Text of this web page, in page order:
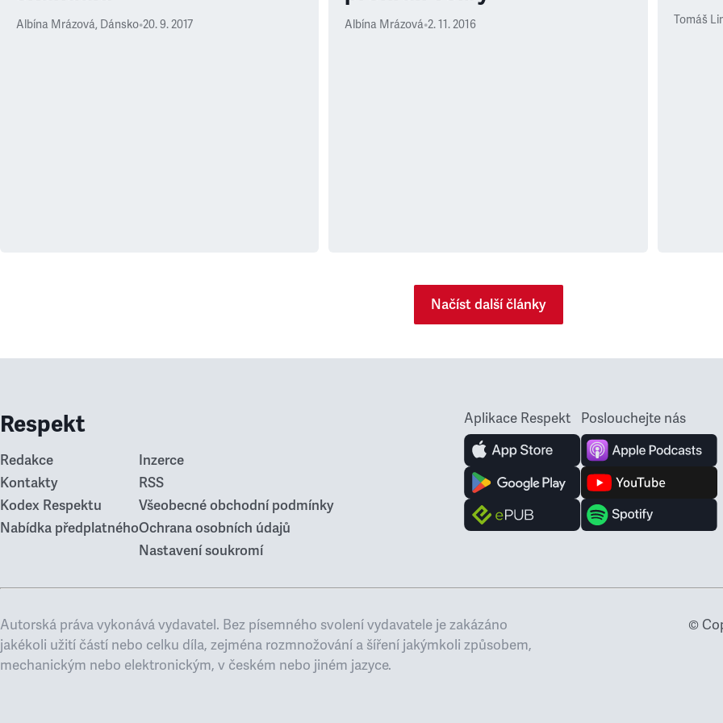
Albína Mrázová, Dánsko•20. 9. 2017 Albína Mrázová•2. 11. 2016 Tomáš
Načíst další články
Respekt
Redakce
Kontakty
Kodex Respektu
Nabídka předplatného
Inzerce
RSS
Všeobecné obchodní podmínky
Ochrana osobních údajů
Nastavení soukromí
Aplikace Respekt Poslouchejte nás
Autorská práva vykonává vydavatel. Bez písemného svolení vydavatele je zakázáno
jakékoli užití částí nebo celku díla, zejména rozmnožování a šíření jakýmkoli způsobem,
mechanickým nebo elektronickým, v českém nebo jiném jazyce.
©